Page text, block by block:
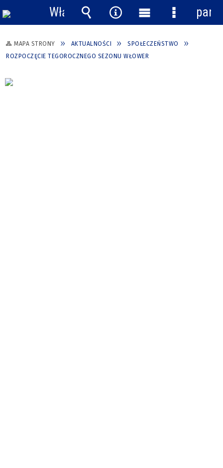
MAPA STRONY AKTUALNOŚCI
SPOŁECZEŃSTWO
ROZPOCZĘCIE TEGOROCZNEGO SEZONU WŁOWER
Włącz
powiadomienia
Wyszukiwarka
Narzędzia
Menu
główne
Menu
panel